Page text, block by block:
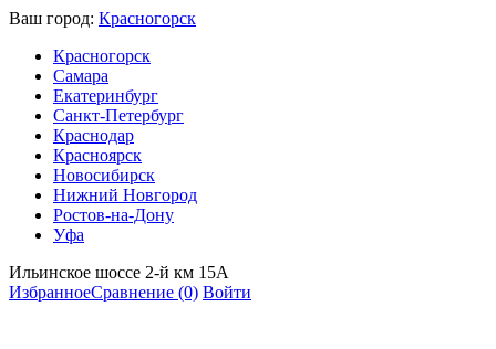
Ваш город: Красногорск
Красногорск
Самара
Екатеринбург
Санкт-Петербург
Краснодар
Красноярск
Новосибирск
Нижний Новгород
Ростов-на-Дону
Уфа
Ильинское шоссе 2-й км 15А
ИзбранноеСравнение (0) Войти